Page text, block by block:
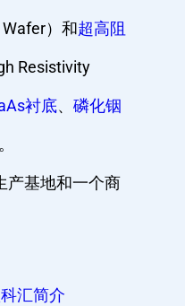
Wafer）和超高阻
Resistivity
衬底、 磷化铟
产基地和一个商
汇简介